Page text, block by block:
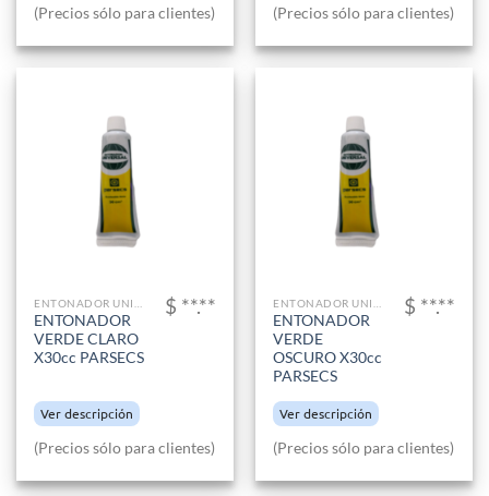
(Precios sólo para clientes) (Precios sólo para clientes)
ENTONADOR
VERDE CLARO
X30cc PARSECS
Ver descripción
$ **.**
(Precios sólo para clientes)
ENTONADOR
VERDE
OSCURO X30cc
PARSECS
Ver descripción
$ **.**
(Precios sólo para clientes)